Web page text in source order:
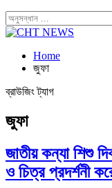
Home
জুফা
ব্রাউজিং ট্যাগ
জুফা
জাতীয় কন্যা শিশু
ও চিত্র প্রদর্শনী